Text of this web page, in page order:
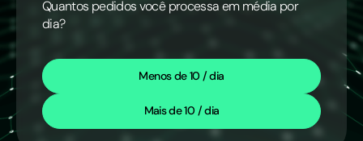
Quantos pedidos você processa em média por
dia?
Menos de 10 / dia
Mais de 10 / dia